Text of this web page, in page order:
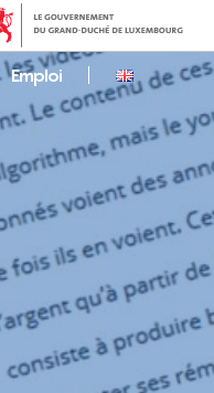
Emploi